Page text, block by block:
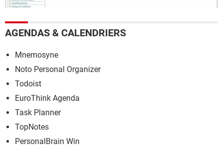
AGENDAS & CALENDRIERS
Mnemosyne
Noto Personal Organizer
Todoist
EuroThink Agenda
Task Planner
TopNotes
PersonalBrain Win